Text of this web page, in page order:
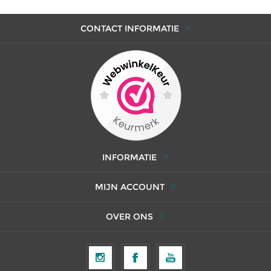
CONTACT INFORMATIE
INFORMATIE
MIJN ACCOUNT
OVER ONS